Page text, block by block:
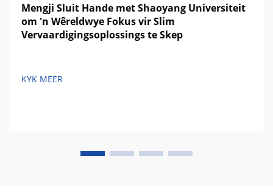
Mengji Sluit Hande met Shaoyang Universiteit
om 'n Wêreldwye Fokus vir Slim
Vervaardigingsoplossings te Skep
KYK MEER